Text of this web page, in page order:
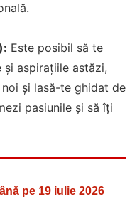
Este posibil să te
aspirațiile astăzi,
și lasă-te ghidat de
pasiunile și să îți
pe 19 iulie 2026